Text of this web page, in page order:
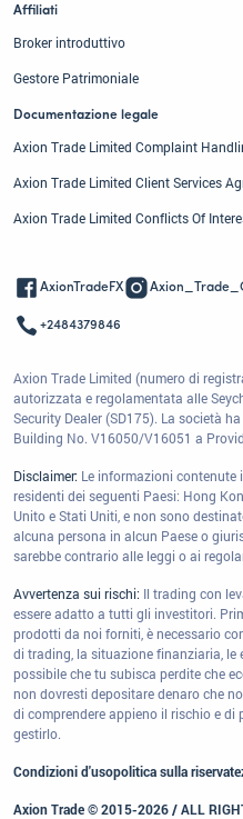
Affiliati
Broker introduttivo
Gestore Patrimoniale
Documentazione legale
Axion Trade Limited Complaint
Axion Trade Limited Client Services
Axion Trade Limited Conflicts Of
AxionTradeFX
+2484379846
Axion Trade Limited (numero di
autorizzata e regolamentata alle
Security Dealer (SD175). La società
Building No. V16050/V16051 a
Disclaimer: Le informazioni
residenti dei seguenti Paesi: Hong
Unito e Stati Uniti, e non sono
alcuna persona in alcun Paese o
sarebbe contrario alle leggi o ai
Avvertenza sui rischi: Il trading con
essere adatto a tutti gli investitori.
prodotti da noi forniti, è necessario
di trading, la situazione finanziaria, le
possibile che tu subisca perdite che
non dovresti depositare denaro che
di comprendere appieno il rischio e
gestirlo.
Condizioni d'usopolitica sulla
Axion Trade © 2015-2026 / ALL